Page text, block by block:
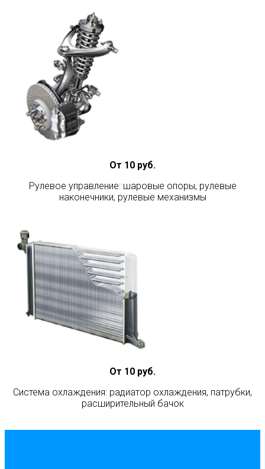
От 10 руб.
Рулевое управление: шаровые опоры, рулевые
наконечники, рулевые механизмы
От 10 руб.
Система охлаждения: радиатор охлаждения, патрубки,
расширительный бачок